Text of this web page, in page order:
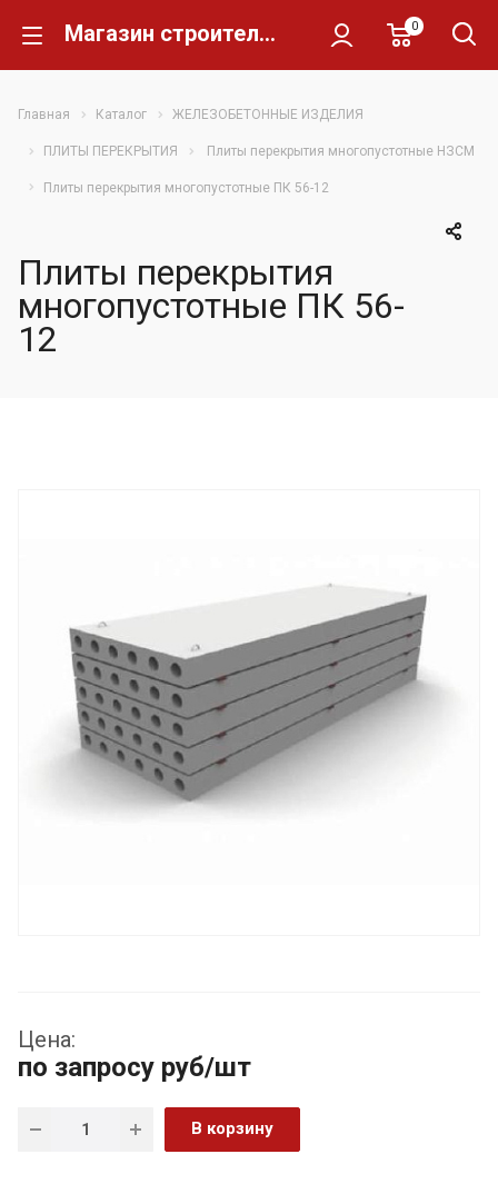
Магазин строительных материалов Склад Кирпича 0
Главная Каталог ЖЕЛЕЗОБЕТОННЫЕ ИЗДЕЛИЯ
ПЛИТЫ ПЕРЕКРЫТИЯ Плиты перекрытия многопустотные НЗСМ
Плиты перекрытия многопустотные ПК 56-12
Плиты перекрытия
многопустотные ПК 56-
12
Цена:
по запросу руб/шт
В корзину